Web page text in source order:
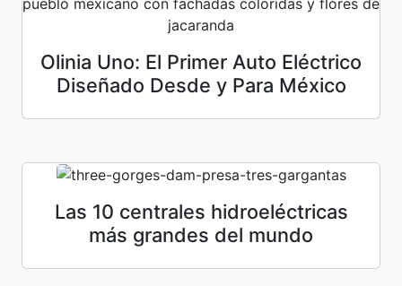
Olinia Uno: El Primer Auto Eléctrico
Diseñado Desde y Para México
Las 10 centrales hidroeléctricas
más grandes del mundo